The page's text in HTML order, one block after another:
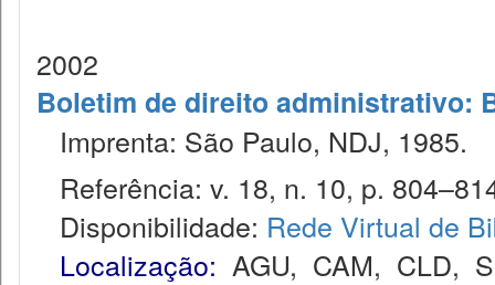
2002
Boletim de direito administrativo:
Imprenta: São Paulo, NDJ, 1985.
Referência: v. 18, n. 10, p.
Disponibilidade: Rede Virtual de
Localização: AGU, CAM, CLD,